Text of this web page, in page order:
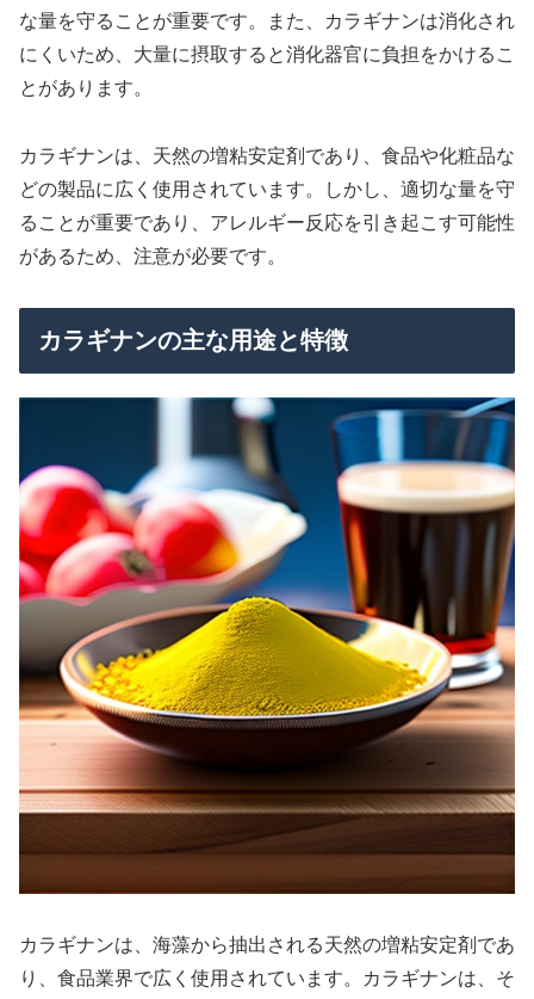
な量を守ることが重要です。また、カラギナンは消化され
にくいため、大量に摂取すると消化器官に負担をかけるこ
とがあります。
カラギナンは、天然の増粘安定剤であり、食品や化粧品な
どの製品に広く使用されています。しかし、適切な量を守
ることが重要であり、アレルギー反応を引き起こす可能性
があるため、注意が必要です。
カラギナンの主な用途と特徴
カラギナンは、海藻から抽出される天然の増粘安定剤であ
り、食品業界で広く使用されています。カラギナンは、そ